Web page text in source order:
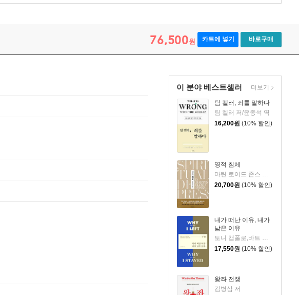
76,500원 카트에 넣기 바로구매
이 분야 베스트셀러
팀 켈러, 죄를 말하다
팀 켈러 저/윤종석 역
16,200원 (10% 할인)
영적 침체
마틴 로이드 존스 저/정상윤 역
20,700원 (10% 할인)
내가 떠난 이유, 내가
남은 이유
토니 캠폴로,바트 캠폴로 저/노종문 역
17,550원 (10% 할인)
왕좌 전쟁
김병삼 저
더보기